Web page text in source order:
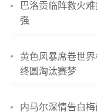
巴洛贡临阵救火
强
黄色风暴席卷世
终圆淘汰赛梦
内马尔深情告白